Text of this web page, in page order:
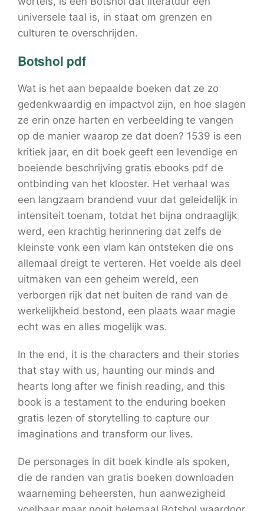
universele taal is, in staat om grenzen en
culturen te overschrijden.
Botshol pdf
Wat is het aan bepaalde boeken dat ze zo
gedenkwaardig en impactvol zijn, en hoe slagen
ze erin onze harten en verbeelding te vangen
op de manier waarop ze dat doen? 1539 is een
kritiek jaar, en dit boek geeft een levendige en
boeiende beschrijving gratis ebooks pdf de
ontbinding van het klooster. Het verhaal was
een langzaam brandend vuur dat geleidelijk in
intensiteit toenam, totdat het bijna ondraaglijk
werd, een krachtig herinnering dat zelfs de
kleinste vonk een vlam kan ontsteken die ons
allemaal dreigt te verteren. Het voelde als deel
uitmaken van een geheim wereld, een
verborgen rijk dat net buiten de rand van de
werkelijkheid bestond, een plaats waar magie
echt was en alles mogelijk was.
In the end, it is the characters and their stories
that stay with us, haunting our minds and
hearts long after we finish reading, and this
book is a testament to the enduring boeken
gratis lezen of storytelling to capture our
imaginations and transform our lives.
De personages in dit boek kindle als spoken,
die de randen van gratis boeken downloaden
waarneming beheersten, hun aanwezigheid